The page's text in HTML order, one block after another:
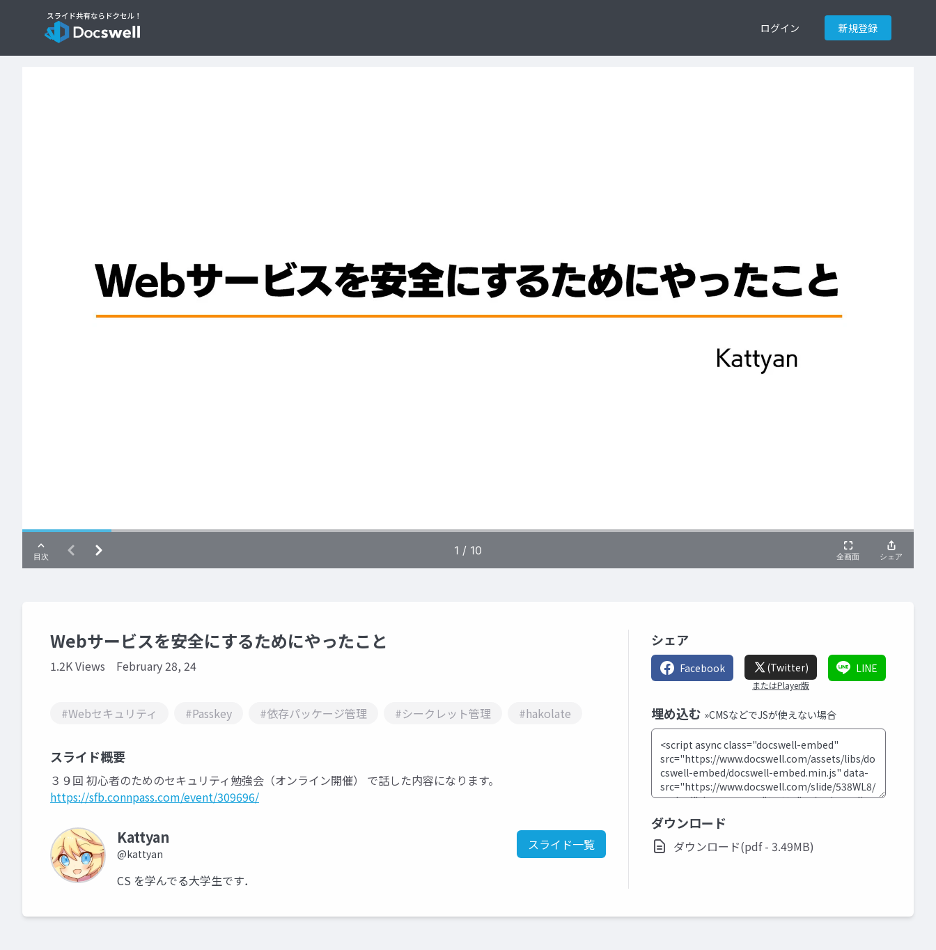
ログイン 新規登録
Webサービスを安全にするためにやったこと
1.2K Views February 28, 24
#Webセキュリティ #Passkey #依存パッケージ管理 #シークレット管理 #hakolate
スライド概要
３９回 初心者のためのセキュリティ勉強会（オンライン開催） で話した内容になります。
https://sfb.connpass.com/event/309696/
Kattyan
@kattyan
スライド一覧
CS を学んでる大学生です．
シェア
Facebook (Twitter)
またはPlayer版
LINE
埋め込む »CMSなどでJSが使えない場合
ダウンロード
ダウンロード(pdf - 3.49MB)